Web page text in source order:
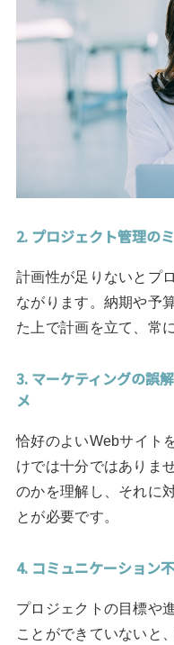
2. プロジェクト管理の
計画性が足りないとプ
ながります。納期や予
た上で計画を立て、常
3. マーケティングの誤
メ
恰好のよいWebサイト
けでは十分ではありま
のかを理解し、それに
とが必要です。
4. コミュニケーション
プロジェクトの目標や
ことができていないと